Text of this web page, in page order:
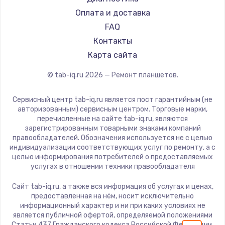
Заказать
Замена шим-контроллера
3900 руб.
Заказать
1040 руб.
Заказать
Ремонт петель крышки
1195 руб.
Замена динамиков
1350 руб.
Dell
HP
Getac
ZTE
CHUWI
Оплата и доставка
FAQ
Контакты
Карта сайта
© tab-iq.ru 2026 — Ремонт планшетов.
Сервисный центр tab-iq.ru является пост гарантийным (не
авторизованным) сервисным центром. Торговые марки,
перечисленные на сайте tab-iq.ru, являются
зарегистрированным товарными знаками компаний
правообладателей. Обозначения используется не с целью
индивидуализации соответствующих услуг по ремонту, а с
целью информирования потребителей о предоставляемых
услугах в отношении техники правообладателя
Сайт tab-iq.ru, а также вся информация об услугах и ценах,
предоставленная на нём, носит исключительно
информационный характер и ни при каких условиях не
является публичной офертой, определяемой положениями